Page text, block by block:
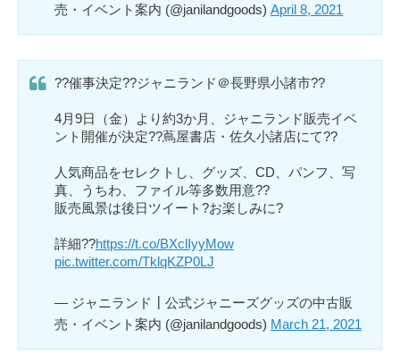
売・イベント案内 (@janilandgoods) April 8, 2021
??催事決定??ジャニランド＠長野県小諸市??
4月9日（金）より約3か月、ジャニランド販売イベ
ント開催が決定??蔦屋書店・佐久小諸店にて??
人気商品をセレクトし、グッズ、CD、パンフ、写
真、うちわ、ファイル等多数用意??
販売風景は後日ツイート?お楽しみに?
詳細??https://t.co/BXclIyyMow
pic.twitter.com/TklqKZP0LJ
— ジャニランド┃公式ジャニーズグッズの中古販
売・イベント案内 (@janilandgoods) March 21, 2021